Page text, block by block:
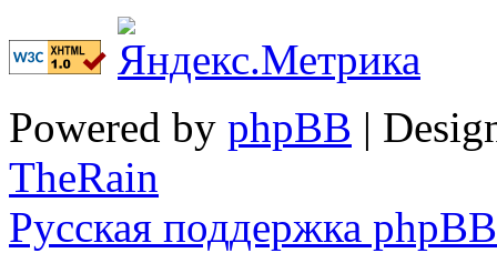
Powered by phpBB |
TheRain
Русская поддержка phpBB